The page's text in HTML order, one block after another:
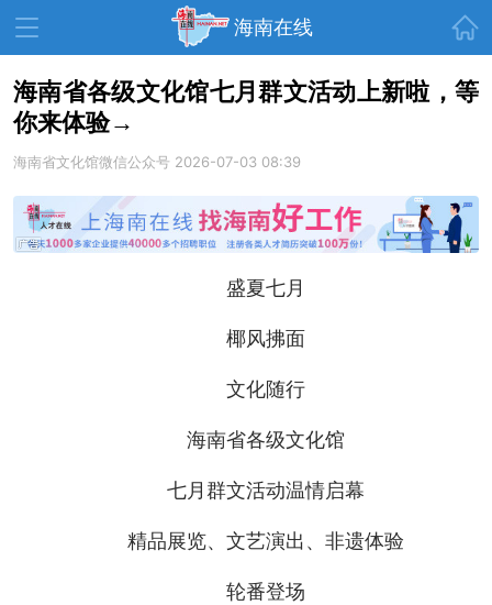
海南在线
资讯中心 热点
教育 健康 房产
海南省各级文化馆七月群文活动上新啦，等
你来体验→
海南省文化馆微信公众号 2026-07-03 08:39
盛夏七月
椰风拂面
文化随行
海南省各级文化馆
七月群文活动温情启幕
精品展览、文艺演出、非遗体验
轮番登场